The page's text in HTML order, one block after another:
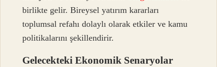
birlikte gelir. Bireysel yatırım kararları
toplumsal refahı dolaylı olarak etkiler ve kamu
politikalarını şekillendirir.
Gelecekteki Ekonomik Senaryolar